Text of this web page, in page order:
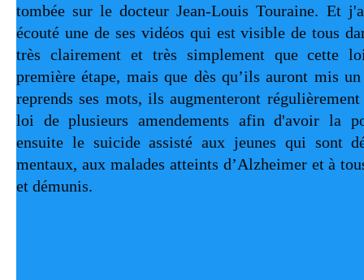
tombée sur le docteur Jean-Louis Touraine. Et
écouté une de ses vidéos qui est visible de tous
très clairement et très simplement que cette
première étape, mais que dès qu’ils auront mis
reprends ses mots, ils augmenteront
loi de plusieurs amendements afin d'avoir la
ensuite le suicide assisté aux jeunes qui sont
mentaux, aux malades atteints d’Alzheimer et à
et démunis.